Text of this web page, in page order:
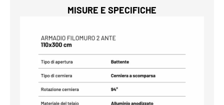
MISURE E SPECIFICHE